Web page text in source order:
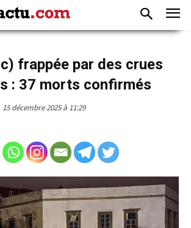
frappée par des crues
: 37 morts confirmés
15 décembre 2025 à 11:29